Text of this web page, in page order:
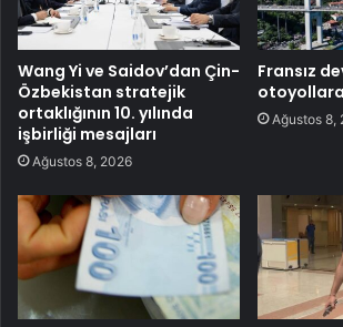
Wang Yi ve Saidov’dan Çin-
Özbekistan stratejik
ortaklığının 10. yılında
işbirliği mesajları
Ağustos 8, 2026
Fransız
Ağustos 8,